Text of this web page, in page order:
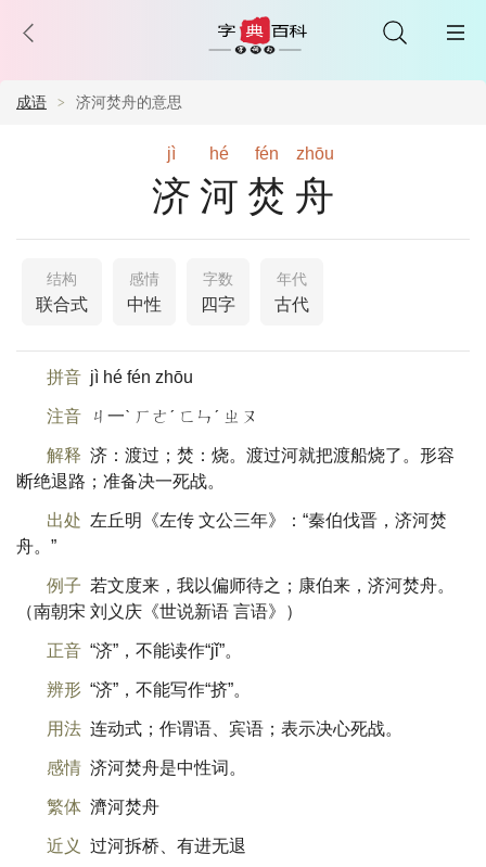
成语 济河焚舟的意思
jì hé fén zhōu
济河焚舟
结构
联合式
感情
中性
字数
四字
年代
古代
拼音 jì hé fén zhōu
注音 ㄐ一ˋ ㄏㄜˊ ㄈㄣˊ ㄓㄡ
解释 济：渡过；焚：烧。渡过河就把渡船烧了。形容
断绝退路；准备决一死战。
出处 左丘明《左传 文公三年》：“秦伯伐晋，济河焚
舟。”
例子 若文度来，我以偏师待之；康伯来，济河焚舟。
（南朝宋 刘义庆《世说新语 言语》）
正音 “济”，不能读作“jǐ”。
辨形 “济”，不能写作“挤”。
用法 连动式；作谓语、宾语；表示决心死战。
感情 济河焚舟是中性词。
繁体 濟河焚舟
近义 过河拆桥、有进无退